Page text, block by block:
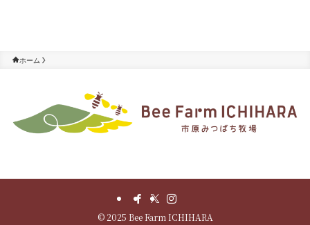
ホーム
©2025 Bee Farm ICHIHARA